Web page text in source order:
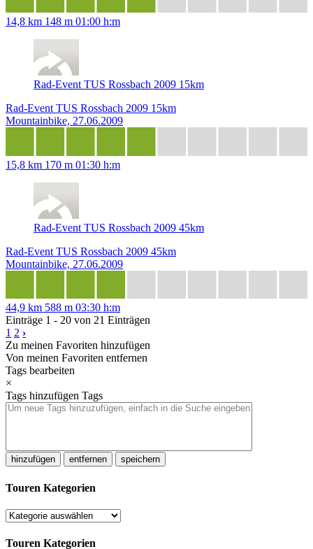
14,8 km 148 m 01:00 h:m
Rad-Event TUS Rossbach 2009 15km
Rad-Event TUS Rossbach 2009 15km
Mountainbike, 27.06.2009
15,8 km 170 m 01:30 h:m
Rad-Event TUS Rossbach 2009 45km
Rad-Event TUS Rossbach 2009 45km
Mountainbike, 27.06.2009
44,9 km 588 m 03:30 h:m
Einträge 1 - 20 von 21 Einträgen
1 2 ›
Zu meinen Favoriten hinzufügen
Von meinen Favoriten entfernen
Tags bearbeiten
×
Tags hinzufügen Tags
hinzufügen entfernen speichern
Touren Kategorien
Touren Kategorien